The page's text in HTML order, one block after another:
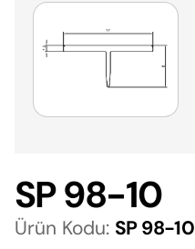
SP 98-10
Ürün Kodu: SP 98-10